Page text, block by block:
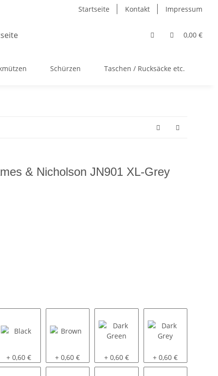
Startseite Kontakt Impressum
0,00 €
Schürzen Taschen / Rucksäcke etc.
& Nicholson JN901 XL-Grey
Black
+ 0,60 € Brown
+ 0,60 € Dark Green
+ 0,60 € Dark Grey
+ 0,60 €